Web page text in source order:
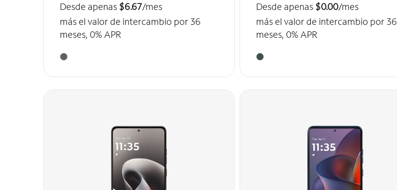
Desde apenas $6.67/mes
más el valor de intercambio por 36
meses, 0% APR
Desde apenas $0.00/mes
más el valor de intercambio por 36
meses, 0% APR